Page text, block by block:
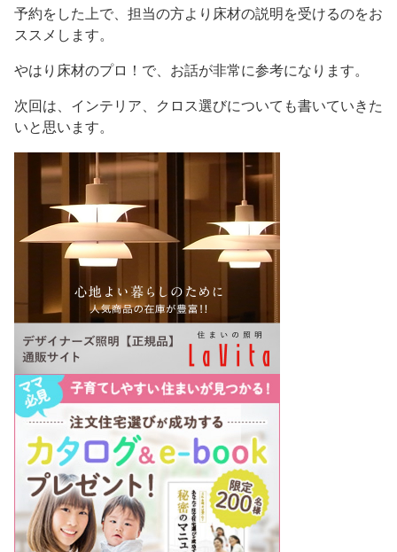
予約をした上で、担当の方より床材の説明を受けるのをお
ススメします。
やはり床材のプロ！で、お話が非常に参考になります。
次回は、インテリア、クロス選びについても書いていきた
いと思います。